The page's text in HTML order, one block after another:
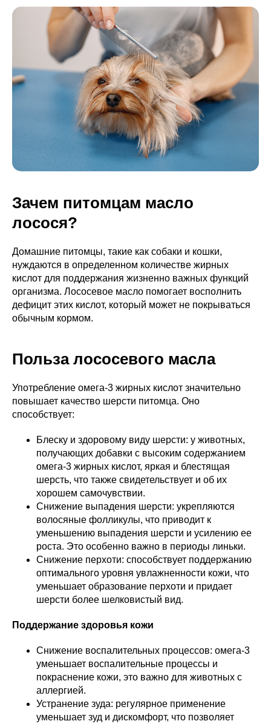
Зачем питомцам масло
лосося?
Домашние питомцы, такие как собаки и кошки,
нуждаются в определенном количестве жирных
кислот для поддержания жизненно важных функций
организма. Лососевое масло помогает восполнить
дефицит этих кислот, который может не покрываться
обычным кормом.
Польза лососевого масла
Употребление омега-3 жирных кислот значительно
повышает качество шерсти питомца. Оно
способствует:
Блеску и здоровому виду шерсти: у животных,
получающих добавки с высоким содержанием
омега-3 жирных кислот, яркая и блестящая
шерсть, что также свидетельствует и об их
хорошем самочувствии.
Снижение выпадения шерсти: укрепляются
волосяные фолликулы, что приводит к
уменьшению выпадения шерсти и усилению ее
роста. Это особенно важно в периоды линьки.
Снижение перхоти: способствует поддержанию
оптимального уровня увлажненности кожи, что
уменьшает образование перхоти и придает
шерсти более шелковистый вид.
Поддержание здоровья кожи
Снижение воспалительных процессов: омега-3
уменьшает воспалительные процессы и
покраснение кожи, это важно для животных с
аллергией.
Устранение зуда: регулярное применение
уменьшает зуд и дискомфорт, что позволяет